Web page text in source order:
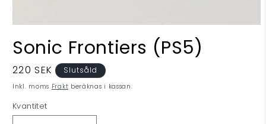
1Sonic Frontiers (PS5)
Ordinarie
pris
220 SEK Slutsåld
Inkl. moms Frakt beräknas i kassan.
Kvantitet